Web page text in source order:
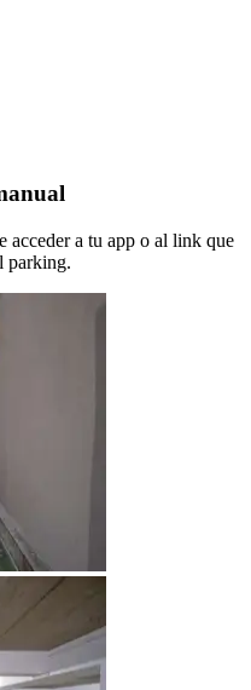
acceder a tu app o al link que
parking.